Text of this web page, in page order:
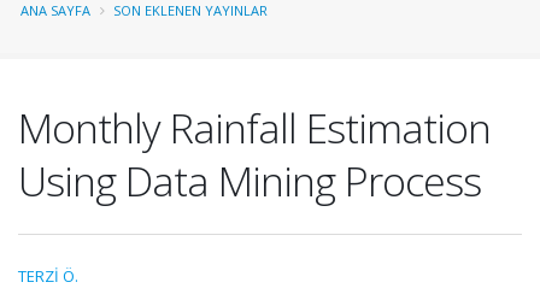
ANA SAYFA SON EKLENEN YAYINLAR
Monthly Rainfall Estimation
Using Data Mining Process
TERZİ Ö.